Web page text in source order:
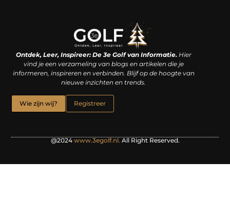
Ontdek, Leer, Inspireer: De 3e Golf van Informatie.Hier
vind je een verzameling van blogs en artikelen die je
informeren, inspireren en verbinden. Blijf op de hoogte van
nieuwe inzichten en trends.
Wie zijn wij? Registreer
@2024 www.3egolf.nl. All Right Reserved.